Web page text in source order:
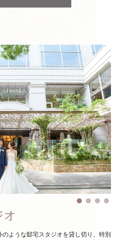
オ
ような邸宅スタジオを貸し切り、特別